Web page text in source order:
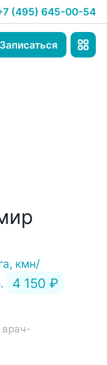
(495) 645-00-54
Записаться
кмн/
4 150 ₽
врач-